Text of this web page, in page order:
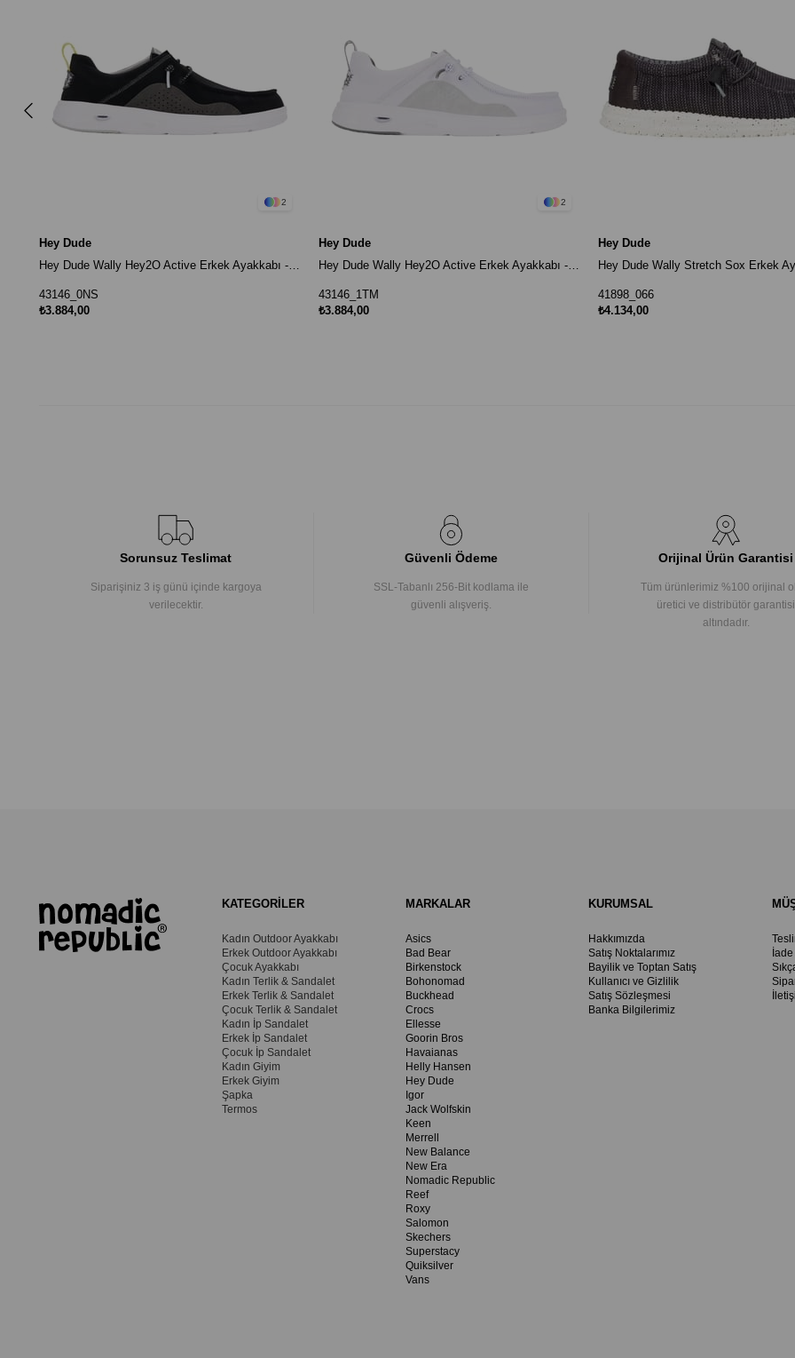
2
Hey Dude
Hey Dude Wally Hey2O Active Erkek Ayakkabı - Siyah
43146_0NS
₺3.884,00
2
Hey Dude
Hey Dude Wally Hey2O Active Erkek Ayakkabı - Beyaz
43146_1TM
₺3.884,00
Hey Dude
41898_066
₺4.134,00
Sorunsuz Teslimat
Siparişiniz 3 iş günü içinde kargoya
verilecektir.
Güvenli Ödeme
SSL-Tabanlı 256-Bit kodlama ile
güvenli alışveriş.
Orijinal Ürün Garantisi
Tüm ürünlerimiz %100 orijinal
üretici ve distribütör garantisi
altındadır.
KATEGORİLER
Kadın Outdoor Ayakkabı
Erkek Outdoor Ayakkabı
Çocuk Ayakkabı
Kadın Terlik & Sandalet
Erkek Terlik & Sandalet
Çocuk Terlik & Sandalet
Kadın İp Sandalet
Erkek İp Sandalet
Çocuk İp Sandalet
Kadın Giyim
Erkek Giyim
Şapka
Termos
MARKALAR
Asics
Bad Bear
Birkenstock
Bohonomad
Buckhead
Crocs
Ellesse
Goorin Bros
Havaianas
Helly Hansen
Hey Dude
Igor
Jack Wolfskin
Keen
Merrell
New Balance
New Era
Nomadic Republic
Reef
Roxy
Salomon
Skechers
Superstacy
Quiksilver
Vans
KURUMSAL
Hakkımızda
Satış Noktalarımız
Bayilik ve Toptan Satış
Kullanıcı ve Gizlilik
Satış Sözleşmesi
Banka Bilgilerimiz